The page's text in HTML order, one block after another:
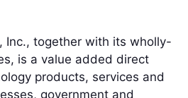
Inc., together with its wholly-
is a value added direct
products, services and
government and